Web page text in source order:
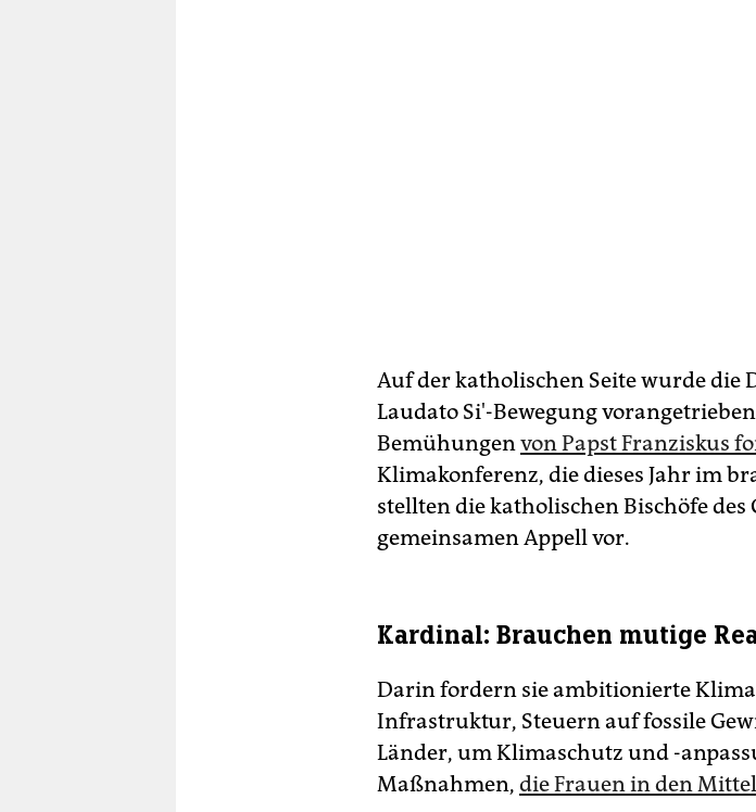
Auf der katholischen Seite wurde die
Laudato Si'-Bewegung
Bemühungenvon Papst Franziskus
Klimakonferenz, die dieses Jahr im
stellten die katholischen Bischöfe
gemeinsamen Appell vor.
Kardinal: Brauchen mutige
Darin fordern sie ambitionierte
Infrastruktur, Steuern auf fossile
Länder, um Klimaschutz und -
Maßnahmen, die Frauen in den